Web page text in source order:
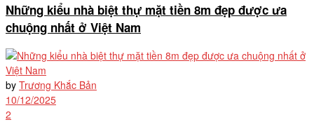
Những kiểu nhà biệt thự mặt tiền 8m đẹp được ưa
chuộng nhất ở Việt Nam
by Trương Khắc Bản
10/12/2025
2